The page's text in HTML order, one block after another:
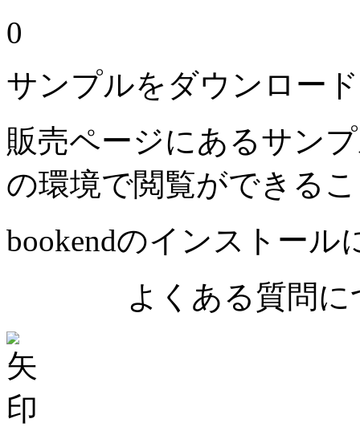
0
サンプルをダウンロー
販売ページにあるサン
の環境で閲覧ができる
bookendのインストール
よくある質問に